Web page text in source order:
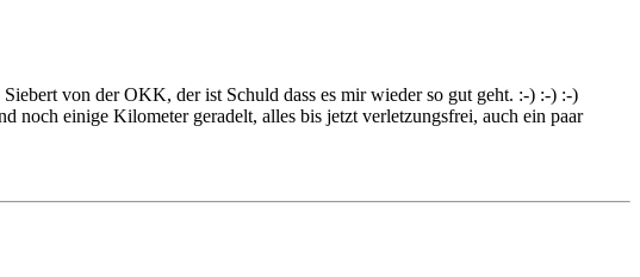
von der OKK, der ist Schuld dass es mir wieder so gut geht. :-) :-) :-)
noch einige Kilometer geradelt, alles bis jetzt verletzungsfrei, auch ein paar